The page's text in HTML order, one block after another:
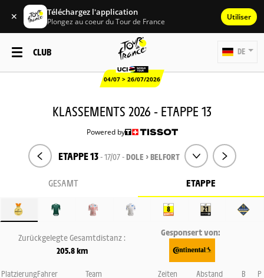
✕ Téléchargez l'application
Plongez au coeur du Tour de France Utiliser
CLUB
04/07 > 26/07/2026
DE
KLASSEMENTS 2026 - ETAPPE 13
Powered by
ETAPPE 13- 17/07 -DOLE > BELFORT
GESAMT ETAPPE
Zurückgelegte Gesamtdistanz :
205.8 km
Gesponsert von:
PlatzierungFahrer Team Zeiten Abstand B P